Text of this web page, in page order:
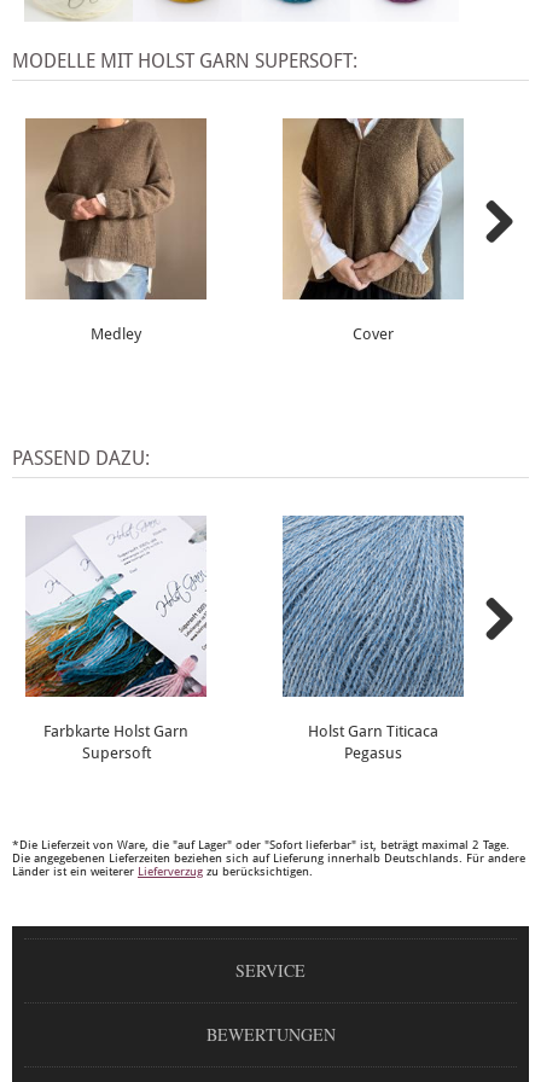
MODELLE MIT HOLST GARN SUPERSOFT:
Medley Cover
PASSEND DAZU:
Farbkarte Holst Garn
Supersoft
Holst Garn Titicaca
Pegasus
*Die Lieferzeit von Ware, die "auf Lager" oder "Sofort lieferbar" ist, beträgt maximal 2 Tage.
Die angegebenen Lieferzeiten beziehen sich auf Lieferung innerhalb Deutschlands. Für andere
Länder ist ein weiterer Lieferverzug zu berücksichtigen.
SERVICE
BEWERTUNGEN